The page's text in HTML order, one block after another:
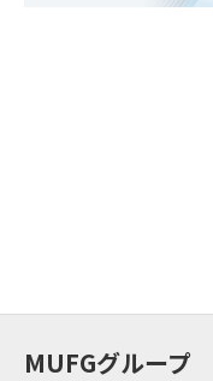
MUFGグループ